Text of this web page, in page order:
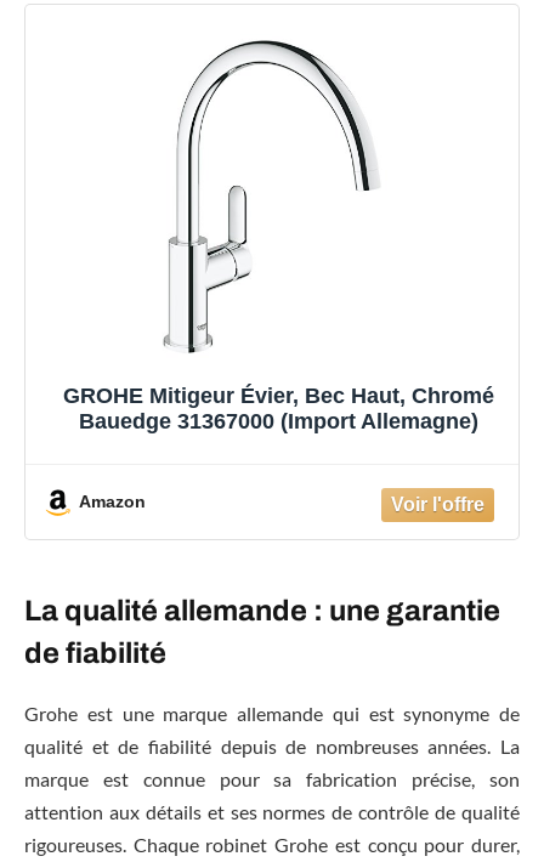
GROHE Mitigeur Évier, Bec Haut, Chromé
Bauedge 31367000 (Import Allemagne)
Amazon
La qualité allemande : une garantie
de fiabilité
Grohe est une marque allemande qui est synonyme de
qualité et de fiabilité depuis de nombreuses années. La
marque est connue pour sa fabrication précise, son
attention aux détails et ses normes de contrôle de qualité
rigoureuses. Chaque robinet Grohe est conçu pour durer,